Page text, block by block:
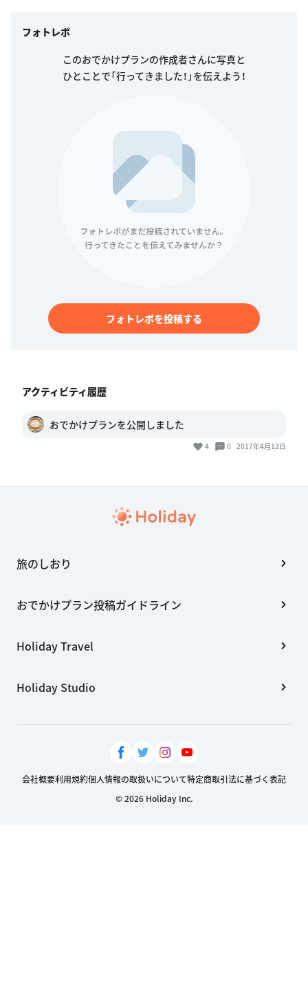
フォトレポ
このおでかけプランの作成者さんに写真と
ひとことで「行ってきました！」を伝えよう！
フォトレポを投稿する
アクティビティ履歴
おでかけプランを公開しました
4 0 2017年4月12日
旅のしおり
おでかけプラン投稿ガイドライン
Holiday Travel
Holiday Studio
会社概要利用規約個人情報の取扱いについて特定商取引法に基づく表記
© 2026 Holiday Inc.